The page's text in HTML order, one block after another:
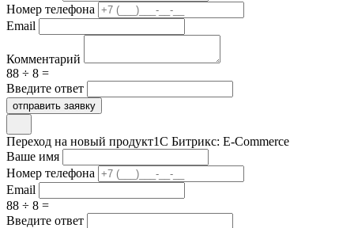
Номер телефона
Email
Комментарий
88 ÷ 8 =
Введите ответ
отправить заявку
Переход на новый продукт1С Битрикс: E-Commerce
Ваше имя
Номер телефона
Email
88 ÷ 8 =
Введите ответ